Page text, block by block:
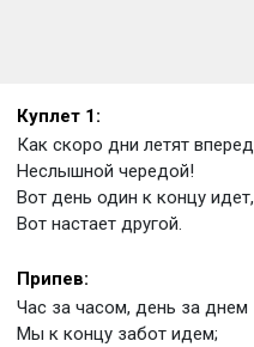
Куплет 1:
Как скоро дни летят вперед
Неслышной чередой!
Вот день один к концу идет,
Вот настает другой.
Припев:
Час за часом, день за днем
Мы к концу забот идем;